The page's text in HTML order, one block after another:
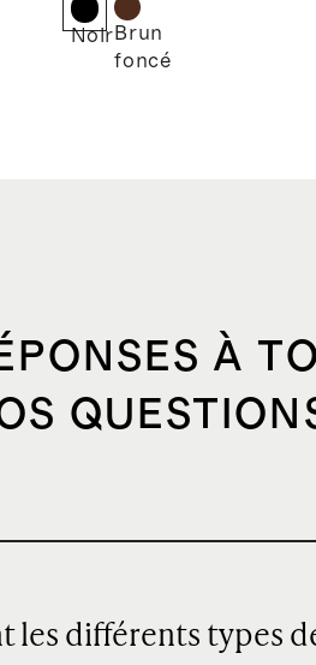
Noir Brun
foncé
À
les différents types